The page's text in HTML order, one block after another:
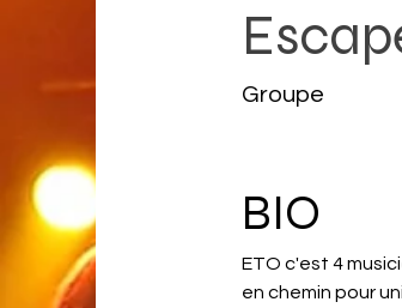
Groupe
BIO
ETO c'est 4
en chemin pour